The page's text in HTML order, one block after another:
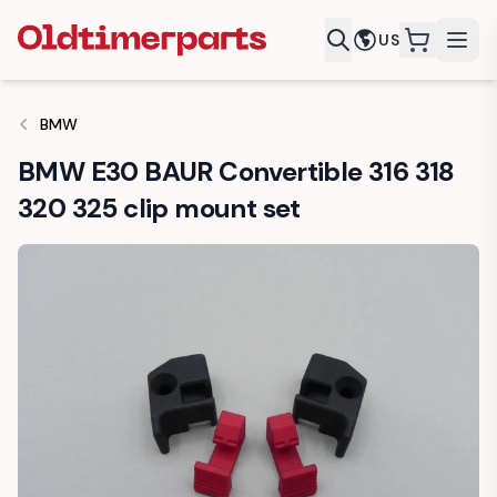
US
BMW
BMW E30 BAUR Convertible 316 318
320 325 clip mount set